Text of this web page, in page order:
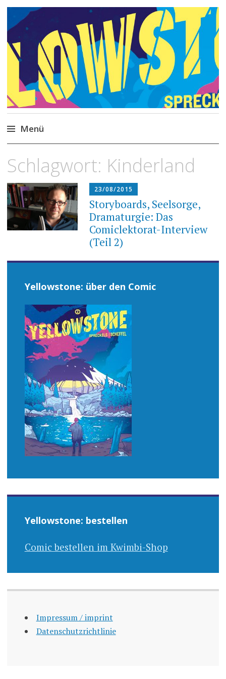
Philipp Spreckels
Stories, Skripte, Comics
Menü
Inhalt
Schlagwort: Kinderland
23/08/2015
Storyboards, Seelsorge,
Dramaturgie: Das
Comiclektorat-Interview
(Teil 2)
Yellowstone: über den Comic
Yellowstone: bestellen
Comic bestellen im Kwimbi-Shop
Impressum / imprint
Datenschutzrichtlinie